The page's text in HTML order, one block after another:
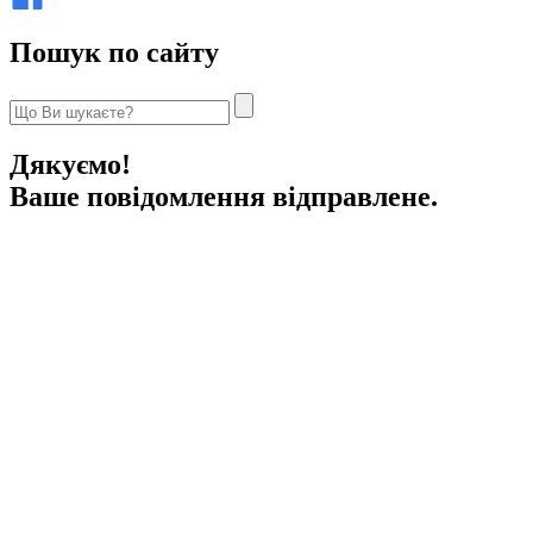
Пошук по сайту
Дякуємо!
Ваше повідомлення відправлене.